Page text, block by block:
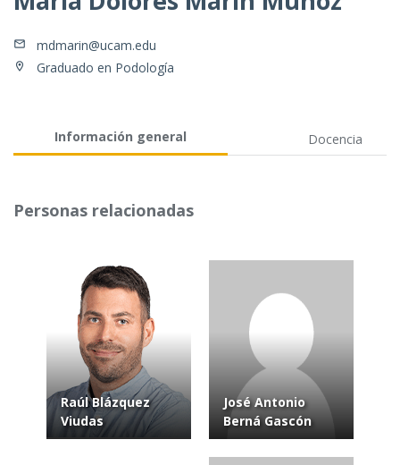
mdmarin@ucam.edu
Graduado en Podología
Información general Docencia
Personas relacionadas
Raúl Blázquez
Viudas
José Antonio
Berná Gascón